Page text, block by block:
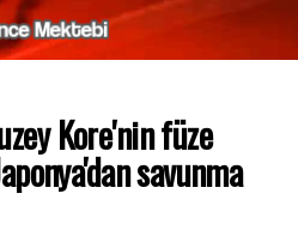
Kore'nin füze
savunma